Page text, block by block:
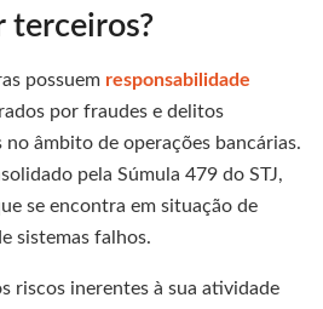
terceiros?
possuem responsabilidade
por fraudes e delitos
âmbito de operações bancárias.
pela Súmula 479 do STJ,
se encontra em situação de
sistemas falhos.
riscos inerentes à sua atividade